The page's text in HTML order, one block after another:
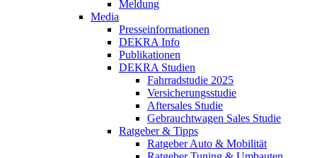
Meldung
Media
Presseinformationen
DEKRA Info
Publikationen
DEKRA Studien
Fahrradstudie 2025
Versicherungsstudie
Aftersales Studie
Gebrauchtwagen Sales Studie
Ratgeber & Tipps
Ratgeber Auto & Mobilität